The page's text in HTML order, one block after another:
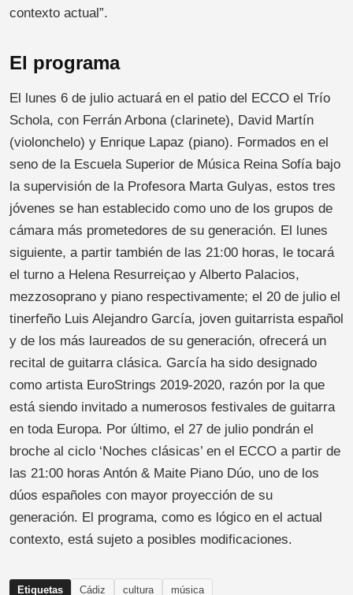
contexto actual”.
El programa
El lunes 6 de julio actuará en el patio del ECCO el Trío
Schola, con Ferrán Arbona (clarinete), David Martín
(violonchelo) y Enrique Lapaz (piano). Formados en el
seno de la Escuela Superior de Música Reina Sofía bajo
la supervisión de la Profesora Marta Gulyas, estos tres
jóvenes se han establecido como uno de los grupos de
cámara más prometedores de su generación. El lunes
siguiente, a partir también de las 21:00 horas, le tocará
el turno a Helena Resurreiçao y Alberto Palacios,
mezzosoprano y piano respectivamente; el 20 de julio el
tinerfeño Luis Alejandro García, joven guitarrista español
y de los más laureados de su generación, ofrecerá un
recital de guitarra clásica. García ha sido designado
como artista EuroStrings 2019-2020, razón por la que
está siendo invitado a numerosos festivales de guitarra
en toda Europa. Por último, el 27 de julio pondrán el
broche al ciclo ‘Noches clásicas’ en el ECCO a partir de
las 21:00 horas Antón & Maite Piano Dúo, uno de los
dúos españoles con mayor proyección de su
generación. El programa, como es lógico en el actual
contexto, está sujeto a posibles modificaciones.
Etiquetas Cádiz cultura música